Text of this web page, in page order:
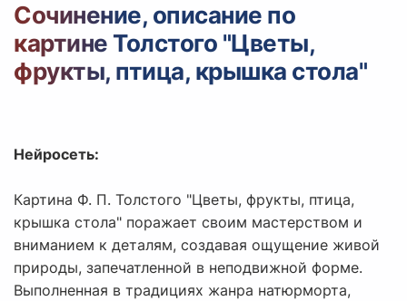
Вход с Telegram
Сочинение, описание по
картине Толстого "Цветы,
фрукты, птица, крышка стола"
Нейросеть:
Картина Ф. П. Толстого "Цветы, фрукты, птица,
крышка стола" поражает своим мастерством и
вниманием к деталям, создавая ощущение живой
природы, запечатленной в неподвижной форме.
Выполненная в традициях жанра натюрморта,